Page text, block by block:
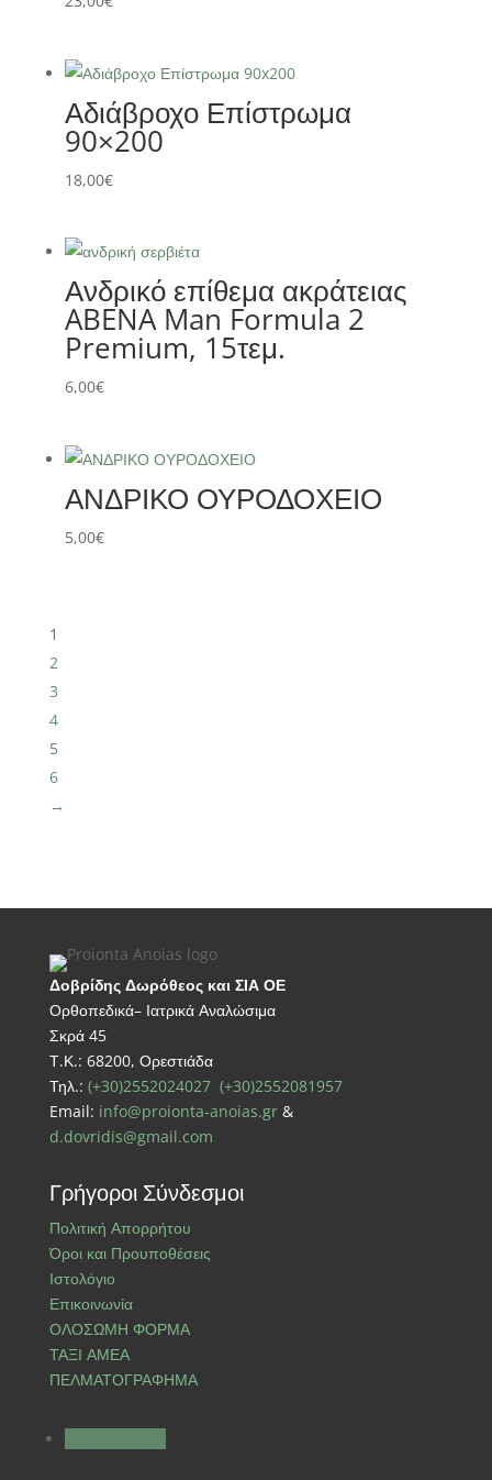
Αδιάβροχο Επίστρωμα
90×200
18,00€
Ανδρικό επίθεμα ακράτειας
ABENA Man Formula 2
Premium, 15τεμ.
6,00€
ΑΝΔΡΙΚΟ ΟΥΡΟΔΟΧΕΙΟ
5,00€
1
2
3
4
5
6
→
Δοβρίδης Δωρόθεος και ΣΙΑ ΟΕ
Ορθοπεδικά– Ιατρικά Αναλώσιμα
Σκρά 45
Τ.Κ.: 68200, Ορεστιάδα
Τηλ.: (+30)2552024027 (+30)2552081957
Email: info@proionta-anoias.gr&
d.dovridis@gmail.com
Γρήγοροι Σύνδεσμοι
Πολιτική Απορρήτου
Όροι και Προυποθέσεις
Ιστολόγιο
Επικοινωνία
ΟΛΟΣΩΜΗ ΦΟΡΜΑ
ΤΑΞΙ ΑΜΕΑ
ΠΕΛΜΑΤΟΓΡΑΦΗΜΑ